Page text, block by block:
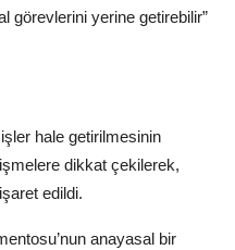
görevlerini yerine getirebilir”
hale getirilmesinin
dikkat çekilerek,
edildi.
anayasal bir